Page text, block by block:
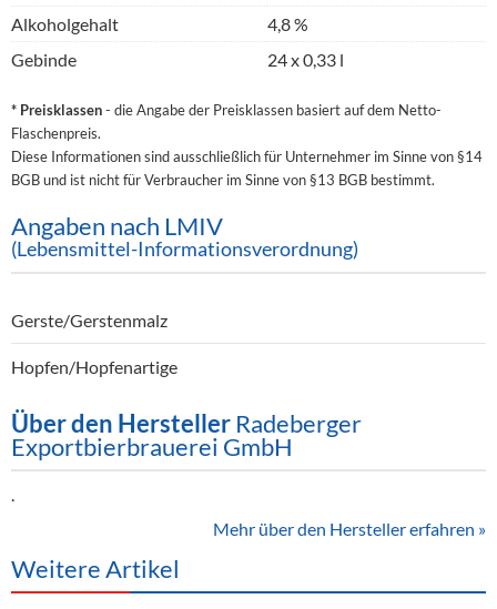
Alkoholgehalt
4,8 %
Gebinde
24 x 0,33 l
* Preisklassen- die Angabe der Preisklassen basiert auf dem Netto-
Flaschenpreis.
Diese Informationen sind ausschließlich für Unternehmer im Sinne von §14
BGB und ist nicht für Verbraucher im Sinne von §13 BGB bestimmt.
Angaben nach LMIV
(Lebensmittel-Informationsverordnung)
Gerste/Gerstenmalz
Hopfen/Hopfenartige
Über den Hersteller Radeberger
Exportbierbrauerei GmbH
Mehr über den Hersteller erfahren »
Weitere Artikel